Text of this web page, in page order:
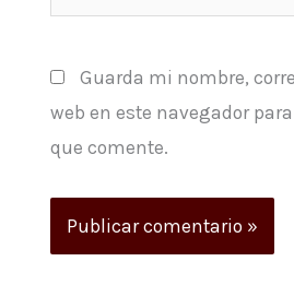
Guarda mi nombre,
web en este navegador
que comente.